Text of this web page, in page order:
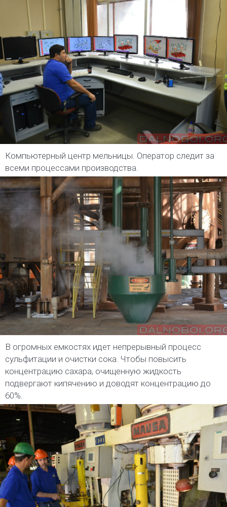
Компьютерный центр мельницы. Оператор следит за
всеми процессами производства.
В огромных емкостях идет непрерывный процесс
сульфитации и очистки сока. Чтобы повысить
концентрацию сахара, очищенную жидкость
подвергают кипячению и доводят концентрацию до
60%.